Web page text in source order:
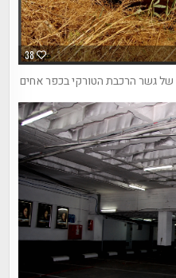
38
של גשר הרכבת הטורקי בכפר אחים